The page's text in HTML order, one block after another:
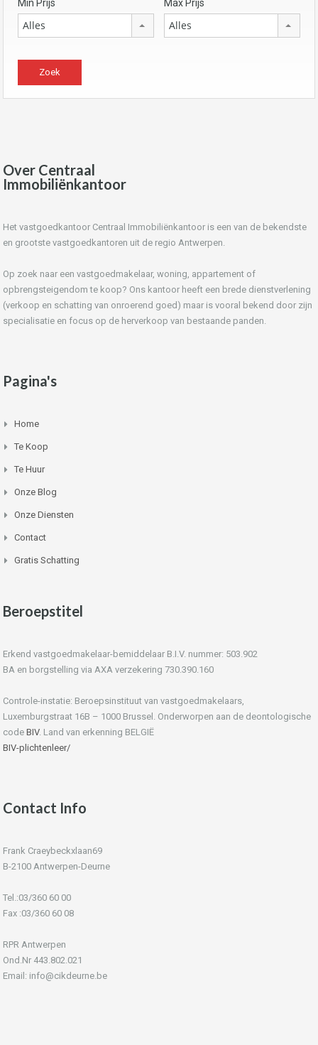
Min Prijs
Alles
Max Prijs
Alles
Over Centraal
Immobiliënkantoor
Het vastgoedkantoor Centraal Immobiliënkantoor is een van de bekendste
en grootste vastgoedkantoren uit de regio Antwerpen.
Op zoek naar een vastgoedmakelaar, woning, appartement of
opbrengsteigendom te koop? Ons kantoor heeft een brede dienstverlening
(verkoop en schatting van onroerend goed) maar is vooral bekend door zijn
specialisatie en focus op de herverkoop van bestaande panden.
Pagina's
Home
Te Koop
Te Huur
Onze Blog
Onze Diensten
Contact
Gratis Schatting
Beroepstitel
Erkend vastgoedmakelaar-bemiddelaar B.I.V. nummer: 503.902
BA en borgstelling via AXA verzekering 730.390.160
Controle-instatie: Beroepsinstituut van vastgoedmakelaars,
Luxemburgstraat 16B – 1000 Brussel. Onderworpen aan de deontologische
code BIV. Land van erkenning BELGIË
BIV-plichtenleer/
Contact Info
Frank Craeybeckxlaan69
B-2100 Antwerpen-Deurne
Tel.:03/360 60 00
Fax :03/360 60 08
RPR Antwerpen
Ond.Nr 443.802.021
Email: info@cikdeurne.be